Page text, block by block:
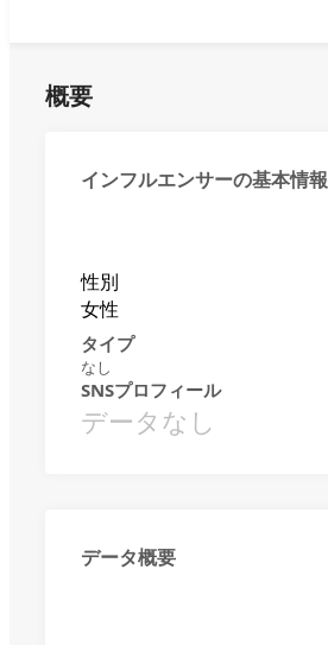
概要
インフルエンサーの基本情報
性別
女性
タイプ
なし
SNSプロフィール
データなし
データ概要